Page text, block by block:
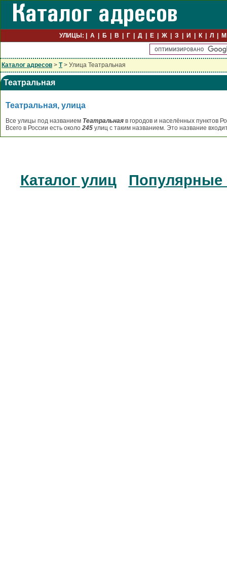
УЛИЦЫ: А Б В Г Д Е Ж З И К Л М
Каталог адресов > Т> Улица Театральная
Театральная
Театральная, улица
Все улицы под названием Театральная в городов и населённых пунктов
Всего в России есть около 245 улиц с таким названием. Это название
Каталог улиц Популярные